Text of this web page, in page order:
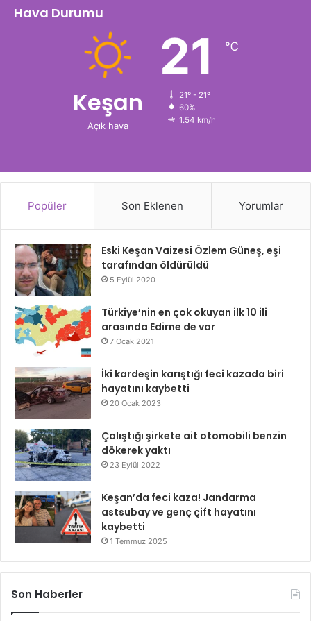
Hava Durumu
Keşan
Açık hava
21 ℃
21º - 21º
60%
1.54 km/h
Popüler Son Eklenen Yorumlar
Eski Keşan Vaizesi Özlem Güneş, eşi
tarafından öldürüldü
5 Eylül 2020
Türkiye’nin en çok okuyan ilk 10 ili
arasında Edirne de var
7 Ocak 2021
İki kardeşin karıştığı feci kazada biri
hayatını kaybetti
20 Ocak 2023
Çalıştığı şirkete ait otomobili benzin
dökerek yaktı
23 Eylül 2022
Keşan’da feci kaza! Jandarma
astsubay ve genç çift hayatını
kaybetti
1 Temmuz 2025
Son Haberler